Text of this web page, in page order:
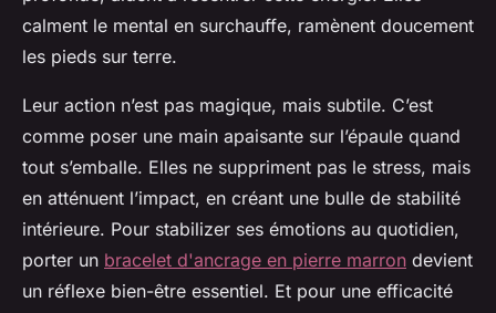
calment le mental en surchauffe, ramènent doucement
les pieds sur terre.
Leur action n’est pas magique, mais subtile. C’est
comme poser une main apaisante sur l’épaule quand
tout s’emballe. Elles ne suppriment pas le stress, mais
en atténuent l’impact, en créant une bulle de stabilité
intérieure. Pour stabilizer ses émotions au quotidien,
porter un bracelet d'ancrage en pierre marron devient
un réflexe bien-être essentiel. Et pour une efficacité